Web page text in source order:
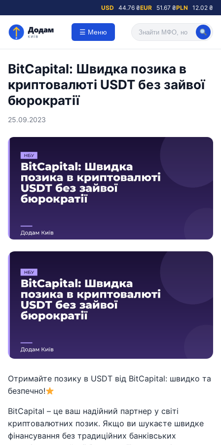
USD 44.76 ₴EUR 51.67 ₴PLN 12.02 ₴
☰ Меню
ВіtСаріtal: Швидка позика в
криптовалюті USDT без зайвої
бюрократії
25.09.2023
Отримайте позику в USDT від ВіtСаріtal: швидко та
безпечно!
ВіtСаріtal – це ваш надійний партнер у світі
криптовалютних позик. Якщо ви шукаєте швидке
фінансування без традиційних банківських